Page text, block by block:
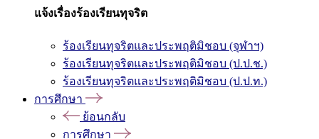
แจ้งเรื่องร้องเรียนทุจริต
ร้องเรียนทุจริตและประพฤติมิชอบ (จุฬาฯ)
ร้องเรียนทุจริตและประพฤติมิชอบ (ป.ป.ช.)
ร้องเรียนทุจริตและประพฤติมิชอบ (ป.ป.ท.)
การศึกษา
ย้อนกลับ
การศึกษา